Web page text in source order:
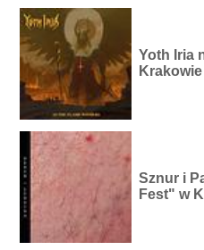
Yoth Iria
Krakowie
Sznur i
Fest" w